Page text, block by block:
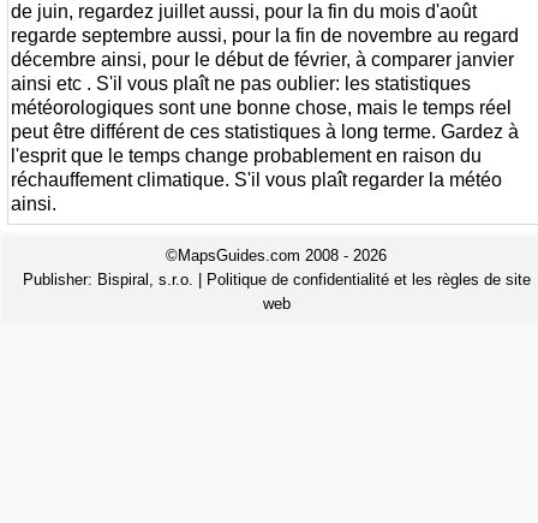
de juin, regardez juillet aussi, pour la fin du mois d'août
regarde septembre aussi, pour la fin de novembre au regard
décembre ainsi, pour le début de février, à comparer janvier
ainsi etc . S'il vous plaît ne pas oublier: les statistiques
météorologiques sont une bonne chose, mais le temps réel
peut être différent de ces statistiques à long terme. Gardez à
l'esprit que le temps change probablement en raison du
réchauffement climatique. S'il vous plaît regarder la météo
ainsi.
©MapsGuides.com 2008 - 2026
Publisher: Bispiral, s.r.o.
Politique de confidentialité et les règles de site
web